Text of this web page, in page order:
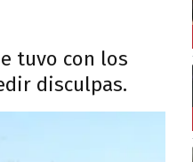
tuvo con los
disculpas.